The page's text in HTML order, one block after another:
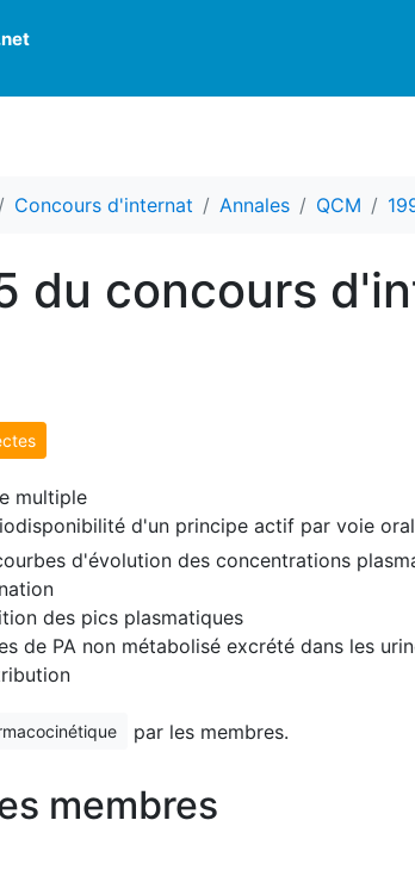
Concours d'internat Annales QCM
du concours
multiple
d'un principe actif par voie
d'évolution des concentrations
des pics plasmatiques
de PA non métabolisé excrété dans les
par les membres.
membres